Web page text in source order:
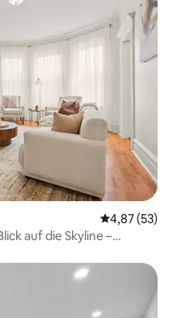
4,87 (53)
auf die Skyline –